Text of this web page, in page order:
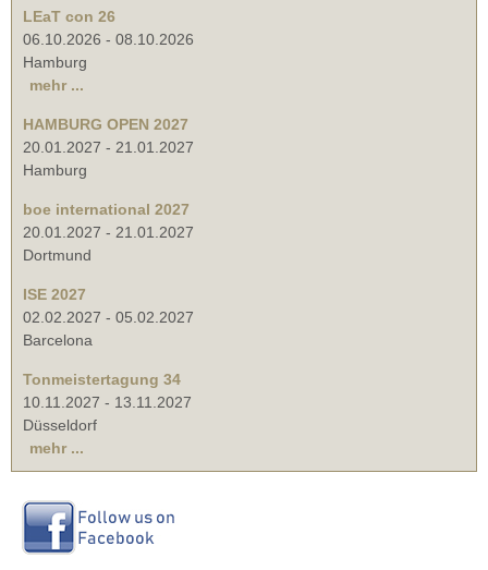
LEaT con 26
06.10.2026 - 08.10.2026
Hamburg
mehr ...
HAMBURG OPEN 2027
20.01.2027 - 21.01.2027
Hamburg
boe international 2027
20.01.2027 - 21.01.2027
Dortmund
ISE 2027
02.02.2027 - 05.02.2027
Barcelona
Tonmeistertagung 34
10.11.2027 - 13.11.2027
Düsseldorf
mehr ...